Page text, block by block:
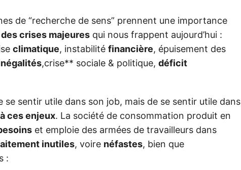
de “recherche de sens” prennent une importance
crises majeures qui nous frappent aujourd’hui :
climatique, instabilité financière, épuisement des
,crise** sociale & politique, déficit
se sentir utile dans son job, mais de se sentir utile dans
ces enjeux. La société de consommation produit en
et emploie des armées de travailleurs dans
inutiles, voire néfastes, bien que
: